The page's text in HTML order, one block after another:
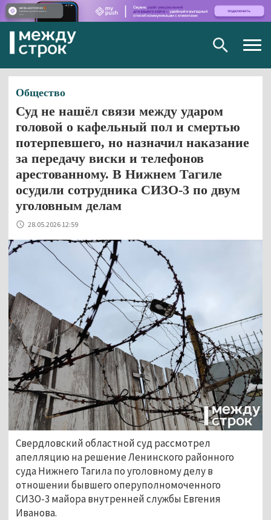
Общество
Суд не нашёл связи между ударом
головой о кафельный пол и смертью
потерпевшего, но назначил наказание
за передачу виски и телефонов
арестованному. В Нижнем Тагиле
осудили сотрудника СИЗО-3 по двум
уголовным делам
28.05.2026 12:59
Свердловский областной суд рассмотрел
апелляцию на решение Ленинского районного
суда Нижнего Тагила по уголовному делу в
отношении бывшего оперуполномоченного
СИЗО-3 майора внутренней службы Евгения
Иванова.